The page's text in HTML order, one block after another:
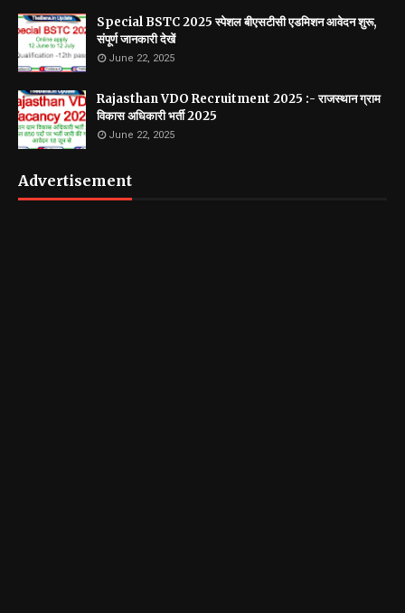
Special BSTC 2025 स्पेशल बीएसटीसी एडमिशन आवेदन शुरू,
संपूर्ण जानकारी देखें
June 22, 2025
Rajasthan VDO Recruitment 2025 :- राजस्थान ग्राम
विकास अधिकारी भर्ती 2025
June 22, 2025
Advertisement